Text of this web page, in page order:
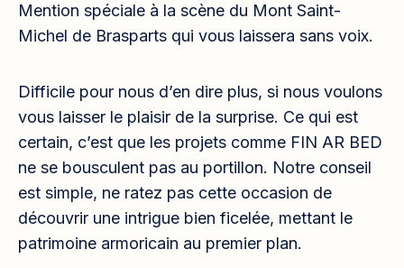
Mention spéciale à la scène du Mont Saint-
Michel de Brasparts qui vous laissera sans voix.
Difficile pour nous d’en dire plus, si nous voulons
vous laisser le plaisir de la surprise. Ce qui est
certain, c’est que les projets comme FIN AR BED
ne se bousculent pas au portillon. Notre conseil
est simple, ne ratez pas cette occasion de
découvrir une intrigue bien ficelée, mettant le
patrimoine armoricain au premier plan.